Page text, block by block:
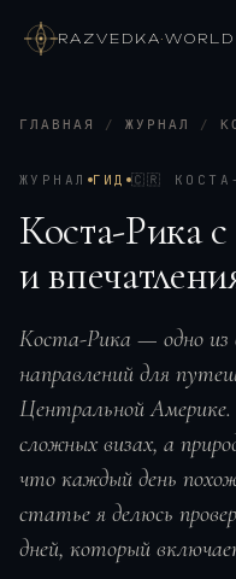
RAZVEDKA·WORLD
ГЛАВНАЯ / ЖУРНАЛ /
ЖУРНАЛ ГИД 🇨🇷
Коста-Рика
и
Коста-Рика — одно из
направлений для
Центральной Америке.
сложных визах, а
что каждый день
статье я делюсь
дней, который